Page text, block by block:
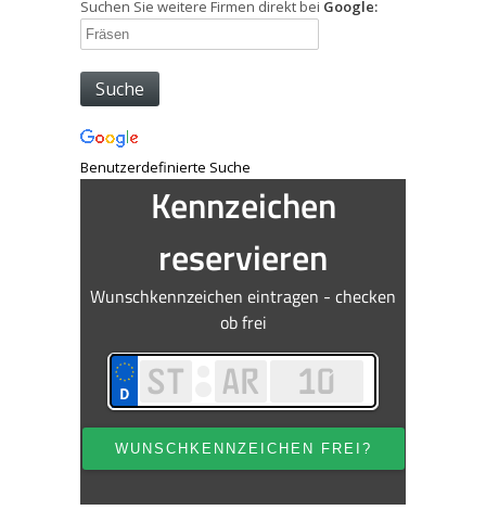
Suchen Sie weitere Firmen direkt bei Google:
Benutzerdefinierte Suche